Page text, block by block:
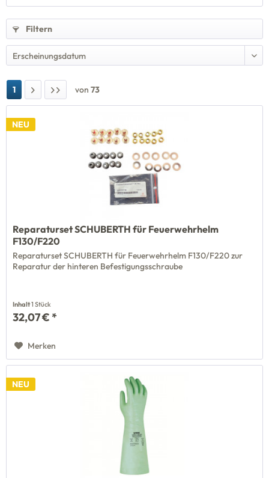
Filtern
1 von 73
NEU
Reparaturset SCHUBERTH für Feuerwehrhelm
F130/F220
Reparaturset SCHUBERTH für Feuerwehrhelm F130/F220 zur
Reparatur der hinteren Befestigungsschraube
Inhalt1 Stück
32,07 € *
Merken
NEU